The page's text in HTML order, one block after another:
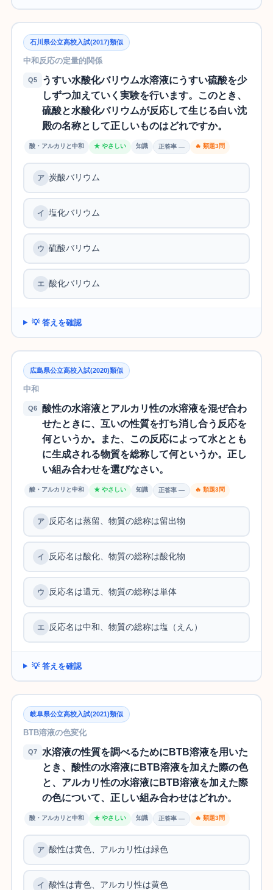
石川県公立高校入試(2017)類似
中和反応の定量的関係
Q5
うすい水酸化バリウム水溶液にうすい硫酸を少
しずつ加えていく実験を行います。このとき、
硫酸と水酸化バリウムが反応して生じる白い沈
殿の名称として正しいものはどれですか。
酸・アルカリと中和 ★ やさしい 知識 正答率 — 🔥 類題3問
炭酸バリウム
塩化バリウム
硫酸バリウム
酸化バリウム
💡 答えを確認
広島県公立高校入試(2020)類似
中和
Q6
酸性の水溶液とアルカリ性の水溶液を混ぜ合わ
せたときに、互いの性質を打ち消し合う反応を
何というか。また、この反応によって水ととも
に生成される物質を総称して何というか。正し
い組み合わせを選びなさい。
酸・アルカリと中和 ★ やさしい 知識 正答率 — 🔥 類題3問
反応名は蒸留、物質の総称は留出物
反応名は酸化、物質の総称は酸化物
反応名は還元、物質の総称は単体
反応名は中和、物質の総称は塩（えん）
💡 答えを確認
岐阜県公立高校入試(2021)類似
BTB溶液の色変化
Q7
水溶液の性質を調べるためにBTB溶液を用いた
とき、酸性の水溶液にBTB溶液を加えた際の色
と、アルカリ性の水溶液にBTB溶液を加えた際
の色について、正しい組み合わせはどれか。
酸・アルカリと中和 ★ やさしい 知識 正答率 — 🔥 類題3問
酸性は黄色、アルカリ性は緑色
酸性は青色、アルカリ性は黄色